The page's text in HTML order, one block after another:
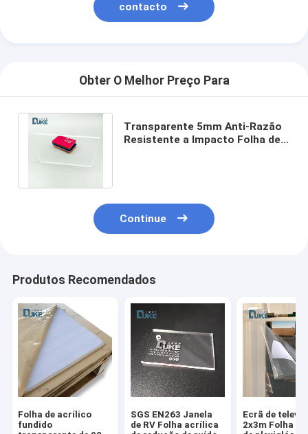
contacto
Obter O Melhor Preço Para
Transparente 5mm Anti-Razão
Resistente a Impacto Folha de
Continue
Produtos Recomendados
Folha de acrílico
fundido
SGS EN263 Janela
de RV Folha acrílica
Ecrã de
2x3m Folha